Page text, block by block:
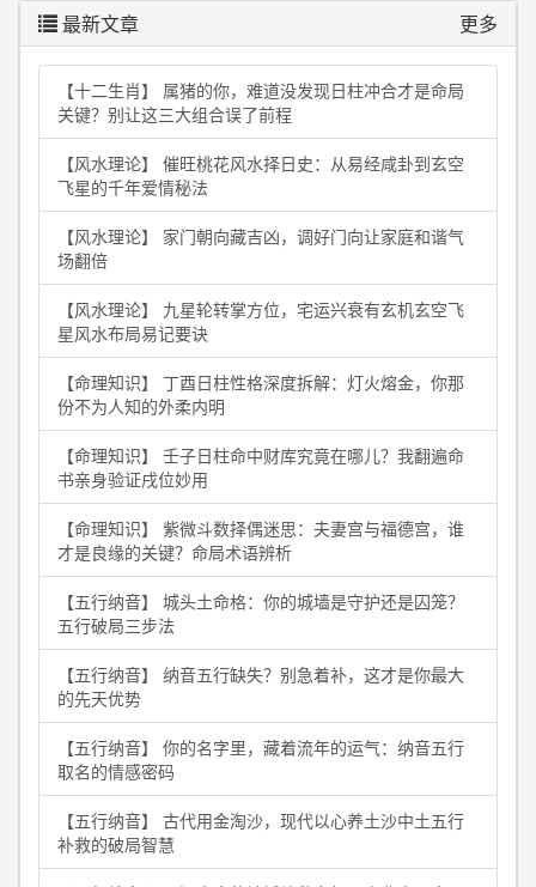
最新文章 更多
【十二生肖】 属猪的你，难道没发现日柱冲合才是命局
关键？别让这三大组合误了前程
【风水理论】 催旺桃花风水择日史：从易经咸卦到玄空
飞星的千年爱情秘法
【风水理论】 家门朝向藏吉凶，调好门向让家庭和谐气
场翻倍
【风水理论】 九星轮转掌方位，宅运兴衰有玄机玄空飞
星风水布局易记要诀
【命理知识】 丁酉日柱性格深度拆解：灯火熔金，你那
份不为人知的外柔内明
【命理知识】 壬子日柱命中财库究竟在哪儿？我翻遍命
书亲身验证戌位妙用
【命理知识】 紫微斗数择偶迷思：夫妻宫与福德宫，谁
才是良缘的关键？命局术语辨析
【五行纳音】 城头土命格：你的城墙是守护还是囚笼？
五行破局三步法
【五行纳音】 纳音五行缺失？别急着补，这才是你最大
的先天优势
【五行纳音】 你的名字里，藏着流年的运气：纳音五行
取名的情感密码
【五行纳音】 古代用金淘沙，现代以心养土沙中土五行
补救的破局智慧